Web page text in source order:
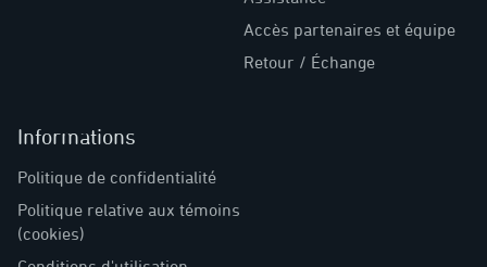
Accès partenaires et équipe
Retour / Échange
Informations
Politique de confidentialité
Politique relative aux témoins
(cookies)